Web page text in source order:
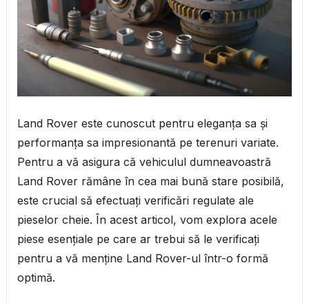
Land Rover este cunoscut pentru eleganța sa și
performanța sa impresionantă pe terenuri variate.
Pentru a vă asigura că vehiculul dumneavoastră
Land Rover rămâne în cea mai bună stare posibilă,
este crucial să efectuați verificări regulate ale
pieselor cheie. În acest articol, vom explora acele
piese esențiale pe care ar trebui să le verificați
pentru a vă menține Land Rover-ul într-o formă
optimă.